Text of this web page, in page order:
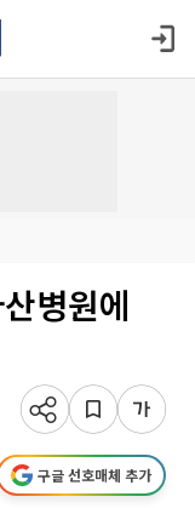
병원에
구글 선호매체 추가